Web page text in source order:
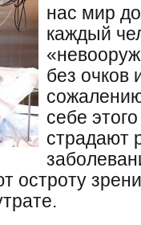
нас мир
каждый
без очков
себе
страдают
остроту